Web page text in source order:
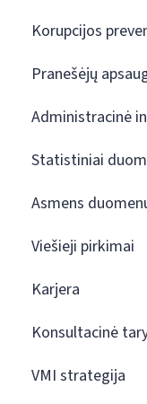
Korupcijos
Pranešėjų
Administracinė
Statistiniai
Asmens
Viešieji pirkimai
Karjera
Konsultacinė
VMI strategija